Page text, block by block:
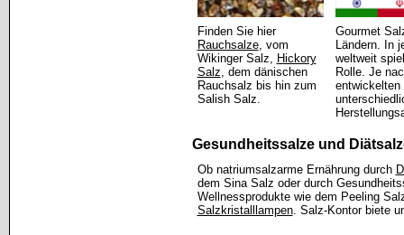
Finden Sie hier
Rauchsalze, vom
Wikinger Salz, Hickory
Salz, dem dänischen
Rauchsalz bis hin zum
Salish Salz.
Gourmet
Ländern. In
weltweit
Rolle. Je
entwickelten
Gesundheitssalze und
Ob natriumsalzarme Ernährung durch
dem Sina Salz oder durch
Wellnessprodukte wie dem Peeling
Salzkristalllampen. Salz-Kontor biete